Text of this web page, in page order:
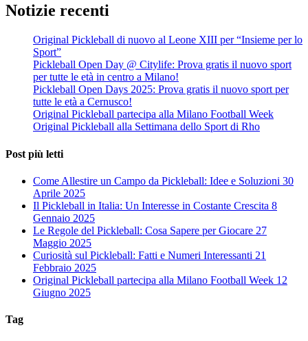
Notizie recenti
Original Pickleball di nuovo al Leone XIII per “Insieme per lo
Sport”
Pickleball Open Day @ Citylife: Prova gratis il nuovo sport
per tutte le età in centro a Milano!
Pickleball Open Days 2025: Prova gratis il nuovo sport per
tutte le età a Cernusco!
Original Pickleball partecipa alla Milano Football Week
Original Pickleball alla Settimana dello Sport di Rho
Post più letti
Come Allestire un Campo da Pickleball: Idee e Soluzioni 30
Aprile 2025
Il Pickleball in Italia: Un Interesse in Costante Crescita 8
Gennaio 2025
Le Regole del Pickleball: Cosa Sapere per Giocare 27
Maggio 2025
Curiosità sul Pickleball: Fatti e Numeri Interessanti 21
Febbraio 2025
Original Pickleball partecipa alla Milano Football Week 12
Giugno 2025
Tag